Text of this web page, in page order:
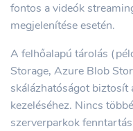
fontos a videók
megjelenítése esetén.
A felhőalapú tárolás
Storage, Azure Blob
skálázhatóságot biztosít
kezeléséhez. Nincs
szerverparkok